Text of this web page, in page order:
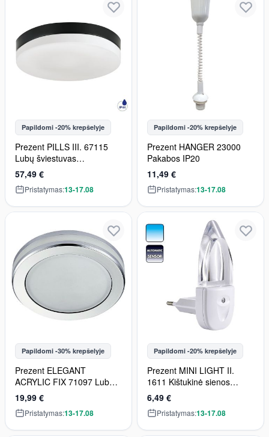
Papildomi -20% krepšelyje
Prezent PILLS III. 67115
Lubų šviestuvas
2x60W/E27 IP44
57,49 €
Pristatymas:13-17.08
Papildomi -20% krepšelyje
Prezent HANGER 23000
Pakabos IP20
11,49 €
Pristatymas:13-17.08
Papildomi -30% krepšelyje
Prezent ELEGANT
ACRYLIC FIX 71097 Lubų
šviestuvas 1x5W/LED
600lm IP20
19,99 €
Pristatymas:13-17.08
Papildomi -20% krepšelyje
Prezent MINI LIGHT II.
1611 Kištukinė sienos
lempa 1x0.3W/LED IP20
6,49 €
Pristatymas:13-17.08